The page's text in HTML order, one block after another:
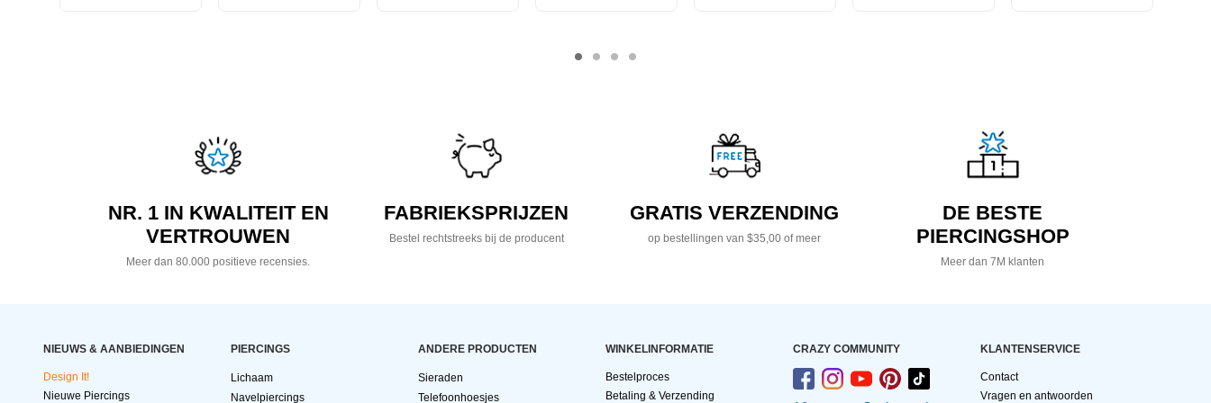
NR. 1 IN KWALITEIT EN
VERTROUWEN
Meer dan 80.000 positieve recensies.
FABRIEKSPRIJZEN
Bestel rechtstreeks bij de producent
GRATIS VERZENDING
op bestellingen van $35,00 of meer
DE BESTE
PIERCINGSHOP
Meer dan 7M klanten
NIEUWS & AANBIEDINGEN
Design It!
Nieuwe Piercings
PIERCINGS
Lichaam
Navelpiercings
ANDERE PRODUCTEN
Sieraden
Telefoonhoesjes
WINKELINFORMATIE
Bestelproces
Betaling & Verzending
CRAZY COMMUNITY KLANTENSERVICE
Contact
Vragen en antwoorden